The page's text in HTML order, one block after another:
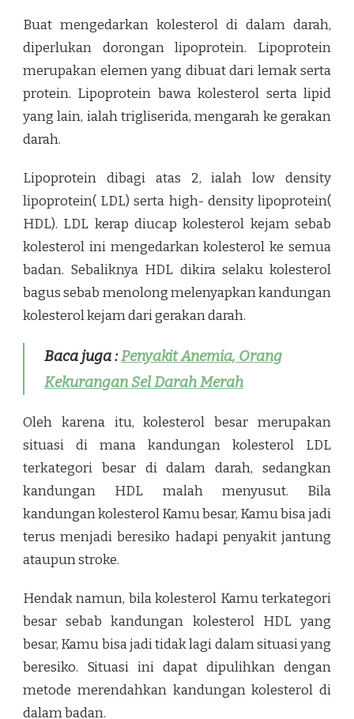
Buat mengedarkan kolesterol di dalam darah,
diperlukan dorongan lipoprotein. Lipoprotein
merupakan elemen yang dibuat dari lemak serta
protein. Lipoprotein bawa kolesterol serta lipid
yang lain, ialah trigliserida, mengarah ke gerakan
darah.
Lipoprotein dibagi atas 2, ialah low density
lipoprotein( LDL) serta high- density lipoprotein(
HDL). LDL kerap diucap kolesterol kejam sebab
kolesterol ini mengedarkan kolesterol ke semua
badan. Sebaliknya HDL dikira selaku kolesterol
bagus sebab menolong melenyapkan kandungan
kolesterol kejam dari gerakan darah.
Baca juga :Penyakit Anemia, Orang
Kekurangan Sel Darah Merah
Oleh karena itu, kolesterol besar merupakan
situasi di mana kandungan kolesterol LDL
terkategori besar di dalam darah, sedangkan
kandungan HDL malah menyusut. Bila
kandungan kolesterol Kamu besar, Kamu bisa jadi
terus menjadi beresiko hadapi penyakit jantung
ataupun stroke.
Hendak namun, bila kolesterol Kamu terkategori
besar sebab kandungan kolesterol HDL yang
besar, Kamu bisa jadi tidak lagi dalam situasi yang
beresiko. Situasi ini dapat dipulihkan dengan
metode merendahkan kandungan kolesterol di
dalam badan.